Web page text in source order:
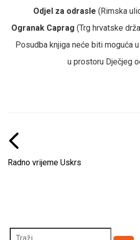
Odjel za odrasle (Rimska
Ogranak Caprag (Trg hrvatske
Posudba knjiga neće biti moguća
u prostoru Dječjeg
Radno vrijeme Uskrs